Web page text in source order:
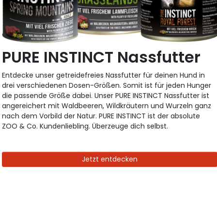
PURE INSTINCT Nassfutter
Entdecke unser getreidefreies Nassfutter für deinen Hund in
drei verschiedenen Dosen-Größen. Somit ist für jeden Hunger
die passende Größe dabei. Unser PURE INSTINCT Nassfutter ist
angereichert mit Waldbeeren, Wildkräutern und Wurzeln ganz
nach dem Vorbild der Natur. PURE INSTINCT ist der absolute
ZOO & Co. Kundenliebling. Überzeuge dich selbst.
Jetzt entdecken